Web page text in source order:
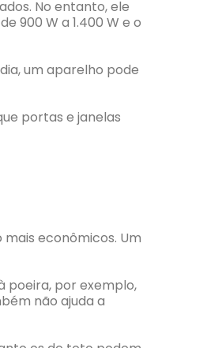
No entanto, ele
900 W a 1.400 W e o
um aparelho pode
portas e janelas
econômicos. Um
poeira, por exemplo,
não ajuda a